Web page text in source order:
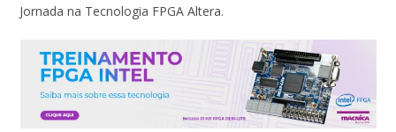
Jornada na Tecnologia FPGA Altera.